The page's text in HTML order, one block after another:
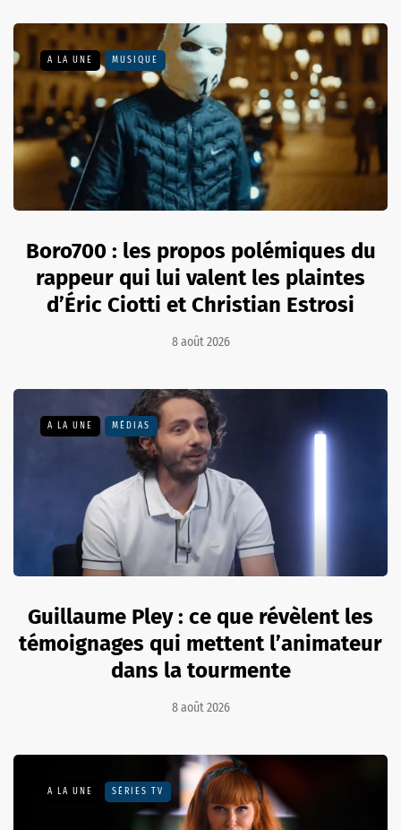
A LA UNE MUSIQUE
Boro700 : les propos polémiques du
rappeur qui lui valent les plaintes
d’Éric Ciotti et Christian Estrosi
8 août 2026
A LA UNE MÉDIAS
Guillaume Pley : ce que révèlent les
témoignages qui mettent l’animateur
dans la tourmente
8 août 2026
A LA UNE SÉRIES TV